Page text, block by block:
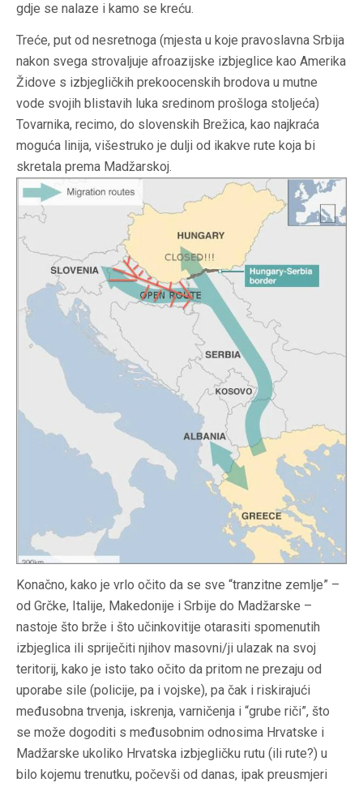
gdje se nalaze i kamo se kreću.
Treće, put od nesretnoga (mjesta u koje pravoslavna Srbija
nakon svega strovaljuje afroazijske izbjeglice kao Amerika
Židove s izbjegličkih prekoocenskih brodova u mutne
vode svojih blistavih luka sredinom prošloga stoljeća)
Tovarnika, recimo, do slovenskih Brežica, kao najkraća
moguća linija, višestruko je dulji od ikakve rute koja bi
skretala prema Madžarskoj.
Konačno, kako je vrlo očito da se sve “tranzitne zemlje” –
od Grčke, Italije, Makedonije i Srbije do Madžarske –
nastoje što brže i što učinkovitije otarasiti spomenutih
izbjeglica ili spriječiti njihov masovni/ji ulazak na svoj
teritorij, kako je isto tako očito da pritom ne prezaju od
uporabe sile (policije, pa i vojske), pa čak i riskirajući
međusobna trvenja, iskrenja, varničenja i “grube riči”, što
se može dogoditi s međusobnim odnosima Hrvatske i
Madžarske ukoliko Hrvatska izbjegličku rutu (ili rute?) u
bilo kojemu trenutku, počevši od danas, ipak preusmjeri